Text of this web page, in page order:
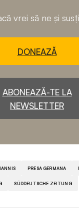
vrei să ne și
DONEAZĂ
ABONEAZĂ-TE LA
NEWSLETTER
PRESA GERMANA
SÜDDEUTSCHE ZEITUNG